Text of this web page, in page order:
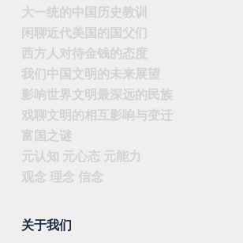
大一统的中国历史教训
闲聊近代美国的国父们
西方人对待金钱的态度
我们中国文明的未来展望
影响世界文明最深远的民族
戏聊文明的相互影响与变迁
富国之谜
元认知 元心态 元能力
观念 理念 信念
关于我们